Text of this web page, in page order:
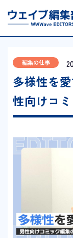
編集の仕事
多様性を
性向けコ